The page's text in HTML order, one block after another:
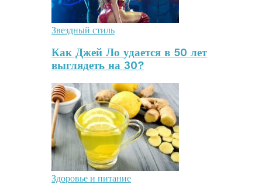
Звездный стиль
Как Джей Ло удается в 50 лет
выглядеть на 30?
Здоровье и питание